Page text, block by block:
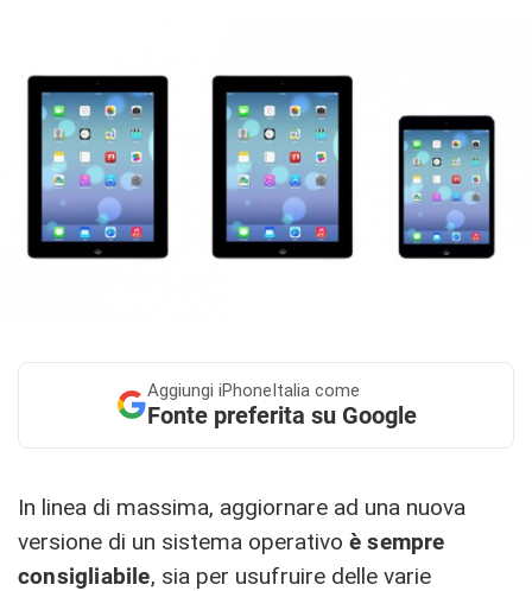
Aggiungi iPhoneItalia come
Fonte preferita su Google
In linea di massima, aggiornare ad una nuova
versione di un sistema operativo è sempre
consigliabile, sia per usufruire delle varie